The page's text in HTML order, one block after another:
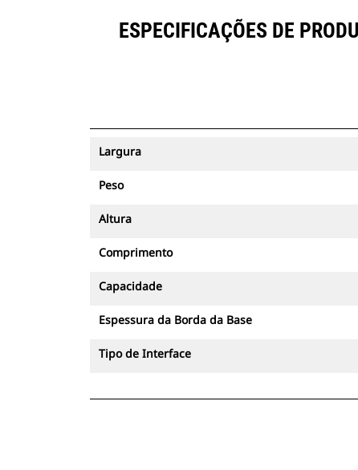
ESPECIFICAÇÕES DE
Largura
Peso
Altura
Comprimento
Capacidade
Espessura da Borda da Base
Tipo de Interface